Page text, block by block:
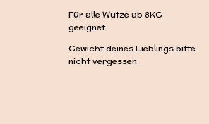
Für alle Wutze ab 8KG
geeignet
Gewicht deines Lieblings bitte
nicht vergessen